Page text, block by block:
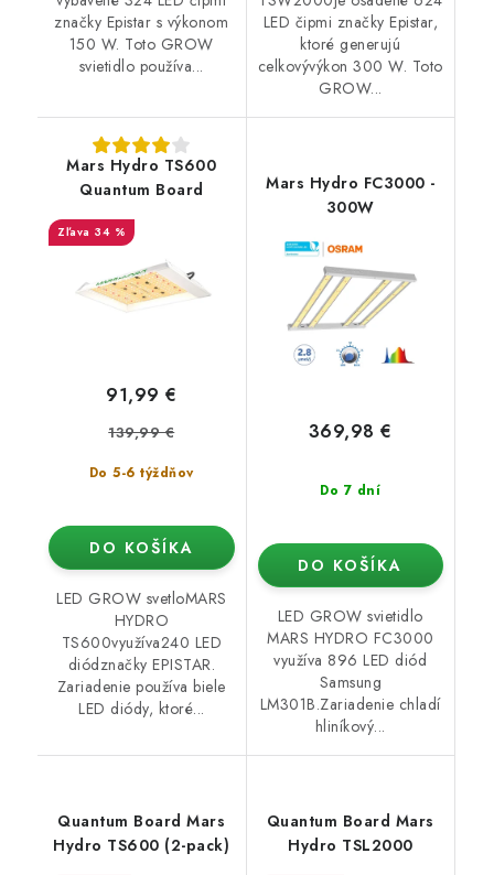
značky Epistar s výkonom
150 W. Toto GROW
svietidlo používa...
LED čipmi značky Epistar,
ktoré generujú
celkovývýkon 300 W. Toto
GROW...
Mars Hydro TS600
Quantum Board
34 %
Do 5-6 týždňov
91,99 €
139,99 €
DO KOŠÍKA
LED GROW svetloMARS
HYDRO
TS600využíva240 LED
diódznačky EPISTAR.
Zariadenie používa biele
LED diódy, ktoré...
Mars Hydro FC3000 -
300W
Do 7 dní
369,98 €
DO KOŠÍKA
LED GROW svietidlo
MARS HYDRO FC3000
využíva 896 LED diód
Samsung
LM301B.Zariadenie chladí
hliníkový...
Quantum Board Mars
Hydro TS600 (2-pack)
Quantum Board Mars
Hydro TSL2000